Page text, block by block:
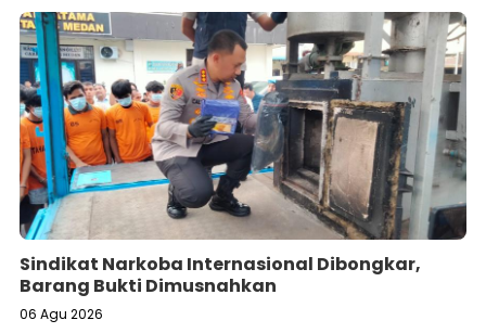
Sindikat Narkoba Internasional Dibongkar,
Barang Bukti Dimusnahkan
06 Agu 2026